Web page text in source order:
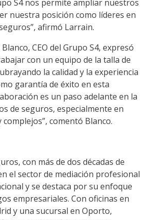
S4 nos permite ampliar nuestros
nuestra posición como líderes en
afirmó Larrain.
CEO del Grupo S4, expresó
con un equipo de la talla de
la calidad y la experiencia
garantía de éxito en esta
es un paso adelante en la
de seguros, especialmente en
comentó Blanco.
con más de dos décadas de
el sector de mediación profesional
y se destaca por su enfoque
empresariales. Con oficinas en
y una sucursal en Oporto,